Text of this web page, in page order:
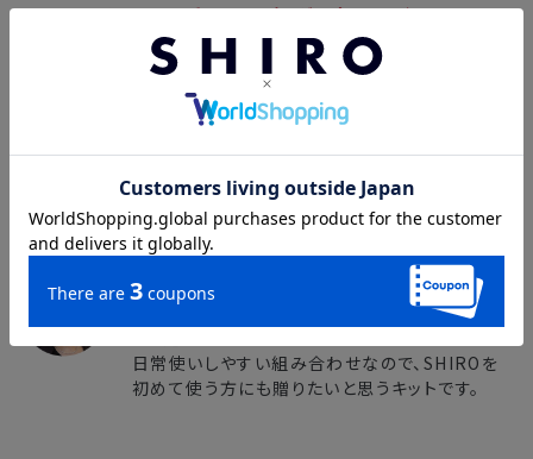
※こちらのキットにはギフトラッピングは含まれておりません。ラ
ッピングをご希望の場合は、カート内で有料の「ギフトペーパー
バッグ」を選択してください。ギフトラッピングについて詳しくは
■スタッフコメント
SHIRO 若月＜PR販促＞
オンオフ問わずお気に入りの香りで心がほぐれる
組み合わせです。
オードパルファンがミニサイズなところもギフトと
日常使いしやすい組み合わせなので、SHIROを
初めて使う方にも贈りたいと思うキットです。